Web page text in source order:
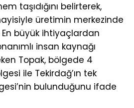
taşıdığını belirterek,
üretimin merkezinde
En büyük ihtiyaçlardan
insan kaynağı
Topak, bölgede 4
ile Tekirdağ’ın tek
bulunduğunu ifade